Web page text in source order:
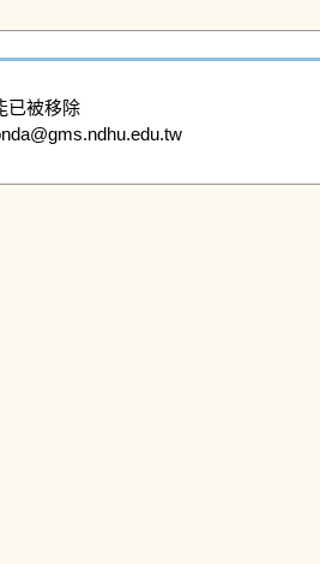
已被移除